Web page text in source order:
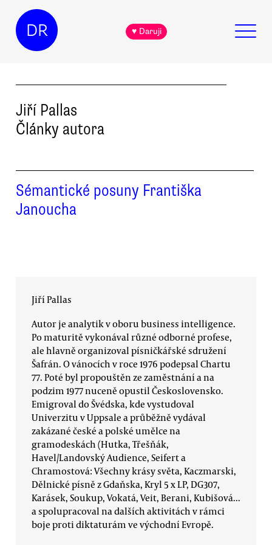
DR ♥ Daruji
Jiří Pallas
Články autora
Sémantické posuny Františka
Janoucha
Jiří Pallas
Autor je analytik v oboru business intelligence.
Po maturitě vykonával různé odborné profese,
ale hlavně organizoval písničkářské sdružení
Šafrán. O vánocích v roce 1976 podepsal Chartu
77. Poté byl propouštěn ze zaměstnání a na
podzim 1977 nuceně opustil Československo.
Emigroval do Švédska, kde vystudoval
Univerzitu v Uppsale a průběžně vydával
zakázané české a polské umělce na
gramodeskách (Hutka, Třešňák,
Havel/Landovský Audience, Seifert a
Chramostová: Všechny krásy světa, Kaczmarski,
Dělnické písně z Gdaňska, Kryl 5 x LP, DG307,
Karásek, Soukup, Vokatá, Veit, Berani, Kubišová...
a spolupracoval na dalších aktivitách v rámci
boje proti diktaturám ve východní Evropě.